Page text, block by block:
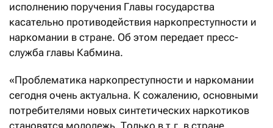
исполнению поручения Главы государства
касательно противодействия наркопреступности и
наркомании в стране. Об этом передает пресс-
служба главы Кабмина.
«Проблематика наркопреступности и наркомании
сегодня очень актуальна. К сожалению, основными
потребителями новых синтетических наркотиков
становятся молодежь. Только в т.г. в стране